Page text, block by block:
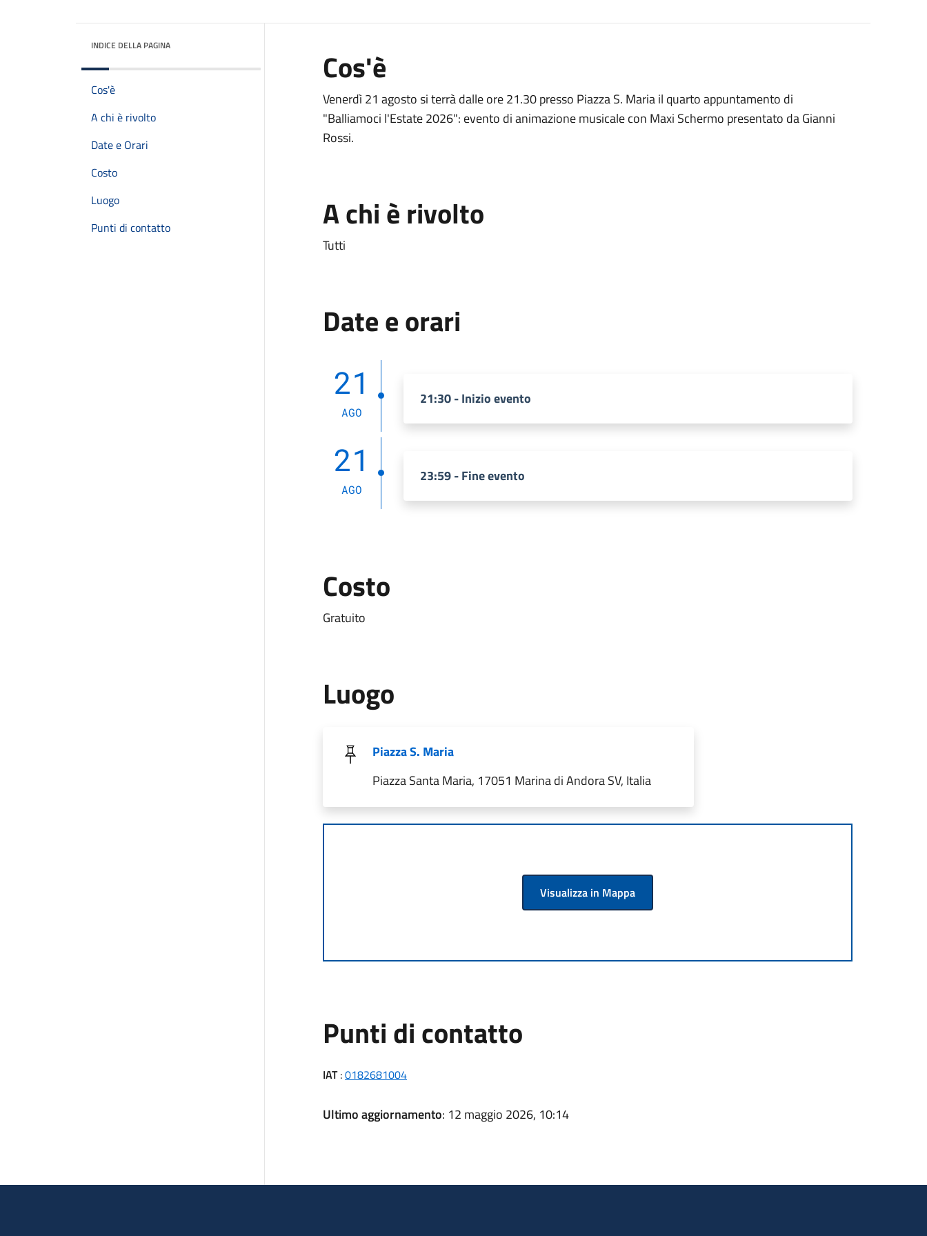
INDICE DELLA PAGINA
Cos'è
A chi è rivolto
Date e Orari
Costo
Luogo
Punti di contatto
Cos'è
Venerdì 21 agosto si terrà dalle ore 21.30 presso Piazza S. Maria il quarto appuntamento di
"Balliamoci l'Estate 2026": evento di animazione musicale con Maxi Schermo presentato da Gianni
Rossi.
A chi è rivolto
Tutti
Date e orari
21
AGO
21:30 - Inizio evento
21
AGO
23:59 - Fine evento
Costo
Gratuito
Luogo
Piazza S. Maria
Piazza Santa Maria, 17051 Marina di Andora SV, Italia
Visualizza in Mappa
Punti di contatto
IAT:0182681004
Ultimo aggiornamento: 12 maggio 2026, 10:14